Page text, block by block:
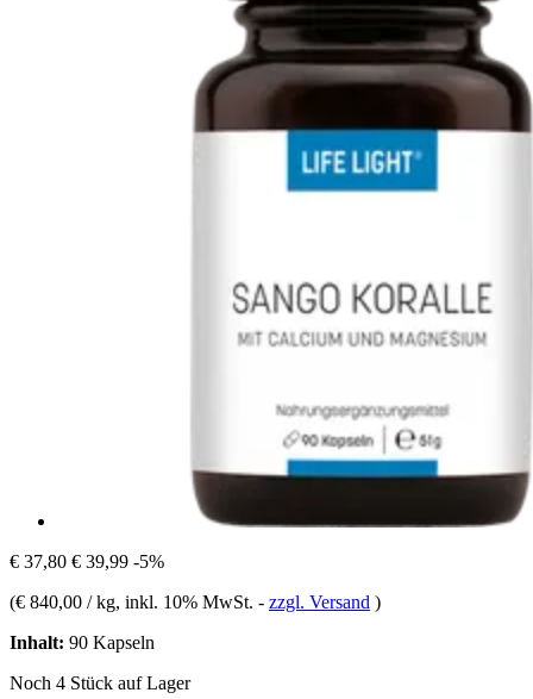
€ 37,80 € 39,99 -5%
(€ 840,00 / kg, inkl. 10% MwSt. - zzgl. Versand )
Inhalt: 90 Kapseln
Noch 4 Stück auf Lager